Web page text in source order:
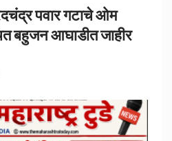
पवार गटाचे ओम
बहुजन आघाडीत जाहीर